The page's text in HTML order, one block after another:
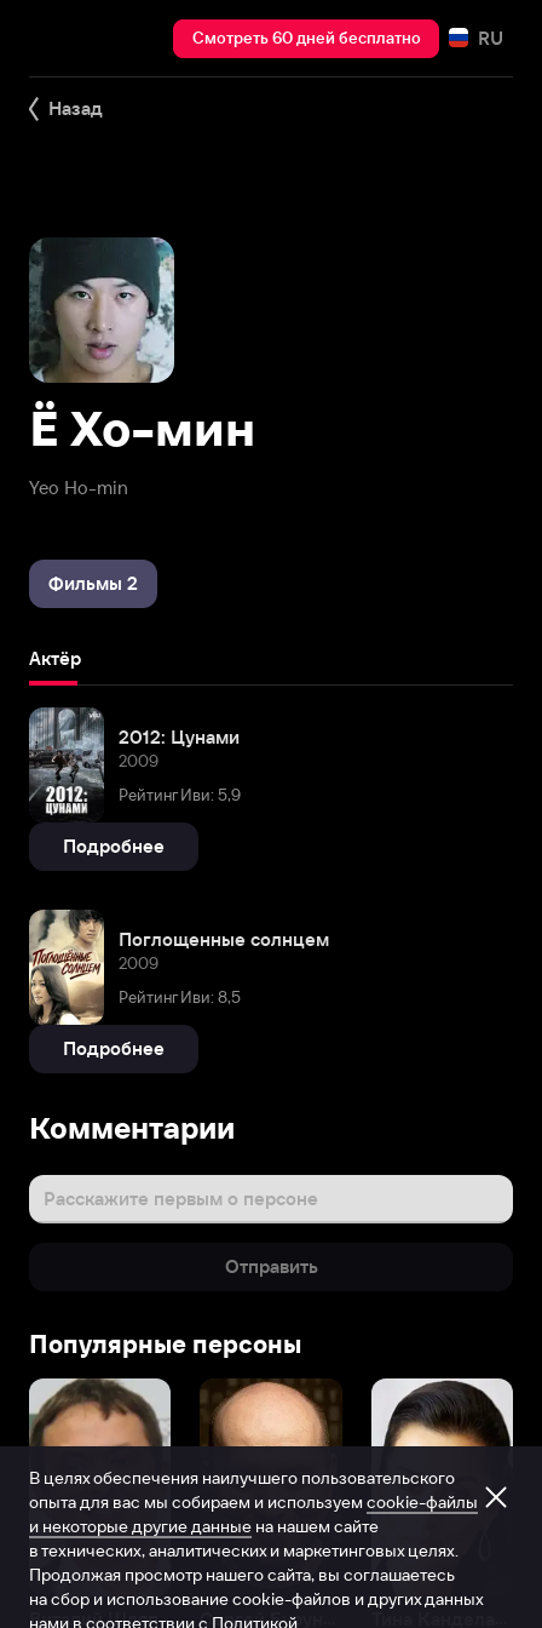
Смотреть 60 дней бесплатно RU
Назад
Yeo Ho-min
Ё Хо-мин
Фильмы 2
Актёр
2012: Цунами
2009
Рейтинг Иви: 5,9
Подробнее
Поглощенные солнцем
2009
Рейтинг Иви: 8,5
Подробнее
Комментарии
Расскажите первым о персоне
Отправить
Популярные персоны
Виталий Шляппо
В целях обеспечения наилучшего пользовательского
опыта для вас мы собираем и используем cookie-файлы
и некоторые другие данные на нашем сайте
в технических, аналитических и маркетинговых целях.
Продолжая просмотр нашего сайта, вы соглашаетесь
на сбор и использование cookie-файлов и других данных
нами в соответствии с Политикой